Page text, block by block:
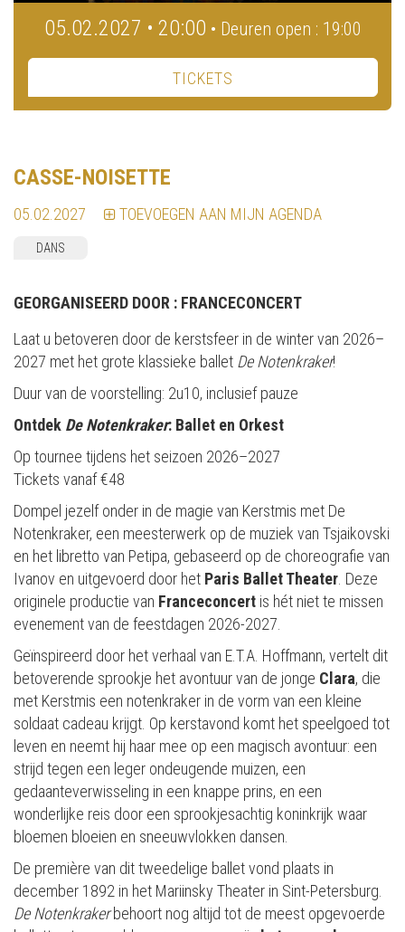
05.02.2027 • 20:00 • Deuren open : 19:00
TICKETS
CASSE-NOISETTE
05.02.2027 TOEVOEGEN AAN MIJN AGENDA
DANS
GEORGANISEERD DOOR : FRANCECONCERT
Laat u betoveren door de kerstsfeer in de winter van 2026–
2027 met het grote klassieke ballet De Notenkraker!
Duur van de voorstelling: 2u10, inclusief pauze
Ontdek De Notenkraker: Ballet en Orkest
Op tournee tijdens het seizoen 2026–2027
Tickets vanaf €48
Dompel jezelf onder in de magie van Kerstmis met De
Notenkraker, een meesterwerk op de muziek van Tsjaikovski
en het libretto van Petipa, gebaseerd op de choreografie van
Ivanov en uitgevoerd door het Paris Ballet Theater. Deze
originele productie van Franceconcert is hét niet te missen
evenement van de feestdagen 2026-2027.
Geïnspireerd door het verhaal van E.T.A. Hoffmann, vertelt dit
betoverende sprookje het avontuur van de jonge Clara, die
met Kerstmis een notenkraker in de vorm van een kleine
soldaat cadeau krijgt. Op kerstavond komt het speelgoed tot
leven en neemt hij haar mee op een magisch avontuur: een
strijd tegen een leger ondeugende muizen, een
gedaanteverwisseling in een knappe prins, en een
wonderlijke reis door een sprookjesachtig koninkrijk waar
bloemen bloeien en sneeuwvlokken dansen.
De première van dit tweedelige ballet vond plaats in
december 1892 in het Mariinsky Theater in Sint-Petersburg.
De Notenkrakerbehoort nog altijd tot de meest opgevoerde